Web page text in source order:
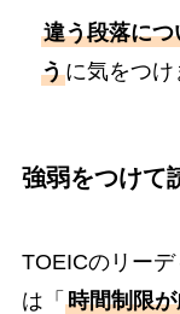
違う段落に
うに気をつけ
強弱をつけて
TOEICのリー
は「 時間制限